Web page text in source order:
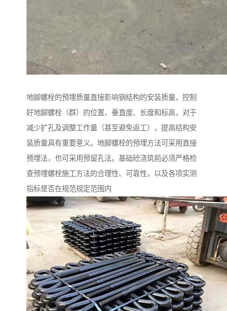
地脚螺栓的预埋质量直接影响钢结构的安装质量，控制
好地脚螺栓（群）的位置、垂直度、长度和标高，对于
减少扩孔及调整工作量（甚至避免返工），提高结构安
装质量具有重要意义。地脚螺栓的预埋方法可采用直接
预埋法，也可采用预留孔法。基础砼浇筑前必须严格检
查预埋螺栓施工方法的合理性、可靠性，以及各项实测
指标是否在规范规定范围内